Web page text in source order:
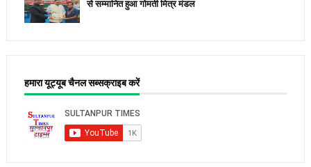
से सम्मानित हुआ गोमती मित्र मंडल
हमारा यूट्यूब चैनल सब्सक्राइब करें